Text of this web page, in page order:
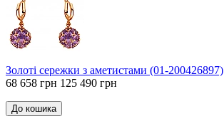
Золоті сережки з аметистами (01-200426897)
68 658 грн 125 490 грн
До кошика